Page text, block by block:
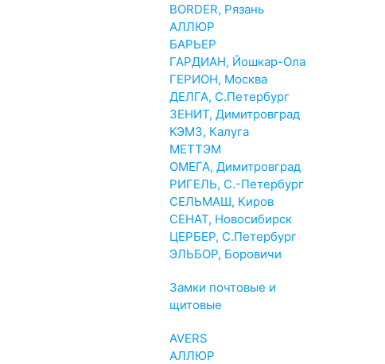
BORDER, Рязань
АЛЛЮР
БАРЬЕР
ГАРДИАН, Йошкар-Ола
ГЕРИОН, Москва
ДЕЛГА, С.Петербург
ЗЕНИТ, Димитровград
КЭМЗ, Калуга
МЕТТЭМ
ОМЕГА, Димитровград
РИГЕЛЬ, С.-Петербург
СЕЛЬМАШ, Киров
СЕНАТ, Новосибирск
ЦЕРБЕР, С.Петербург
ЭЛЬБОР, Боровичи
Замки почтовые и
щитовые
AVERS
АЛЛЮР